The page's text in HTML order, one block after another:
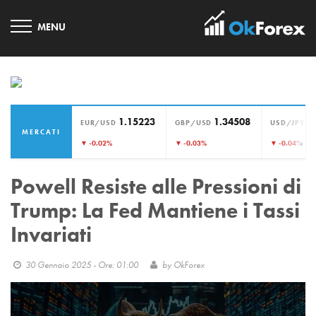
MERCATI
EUR/USD 1.15223
▼ -0.02%
GBP/USD 1.34508
▼ -0.03%
USD/JPY
▼ -0.04%›
Powell Resiste alle Pressioni di
Trump: La Fed Mantiene i Tassi
Invariati
30 Gennaio 2025 - Ore: 01:00 by OkForex